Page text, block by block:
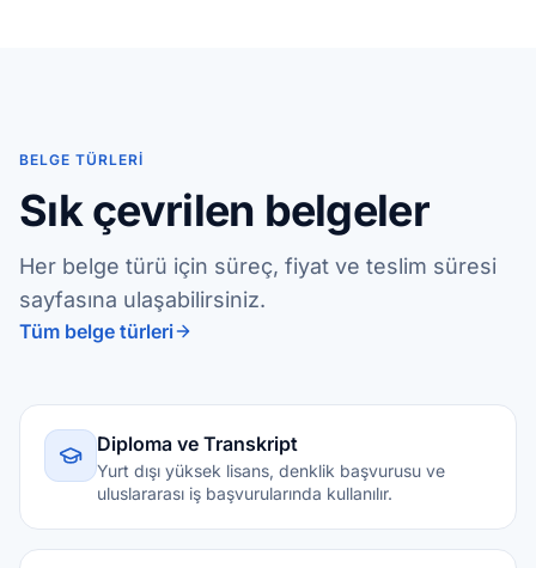
BELGE TÜRLERI
Sık çevrilen belgeler
Her belge türü için süreç, fiyat ve teslim süresi
sayfasına ulaşabilirsiniz.
Tüm belge türleri
Diploma ve Transkript
Yurt dışı yüksek lisans, denklik başvurusu ve
uluslararası iş başvurularında kullanılır.